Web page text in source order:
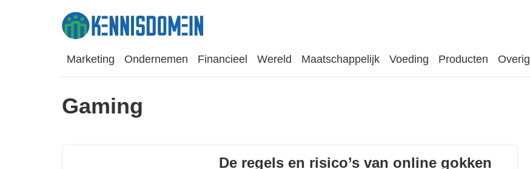
Marketing Ondernemen Financieel Wereld Maatschappelijk Voeding Producten Overig
Gaming
De regels en risico’s van online gokken